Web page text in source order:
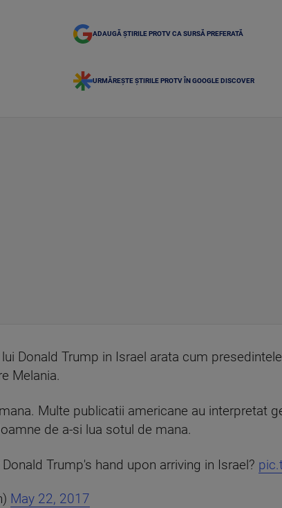
ADAUGĂ ȘTIRILE PROTV CA SURSĂ PREFERATĂ
URMĂREȘTE ȘTIRILE PROTV ÎN GOOGLE DISCOVER
Donald Trump in Israel arata cum
Melania.
Multe publicatii americane au interpretat
de a-si lua sotul de mana.
Trump's hand upon arriving in Israel?
May 22, 2017